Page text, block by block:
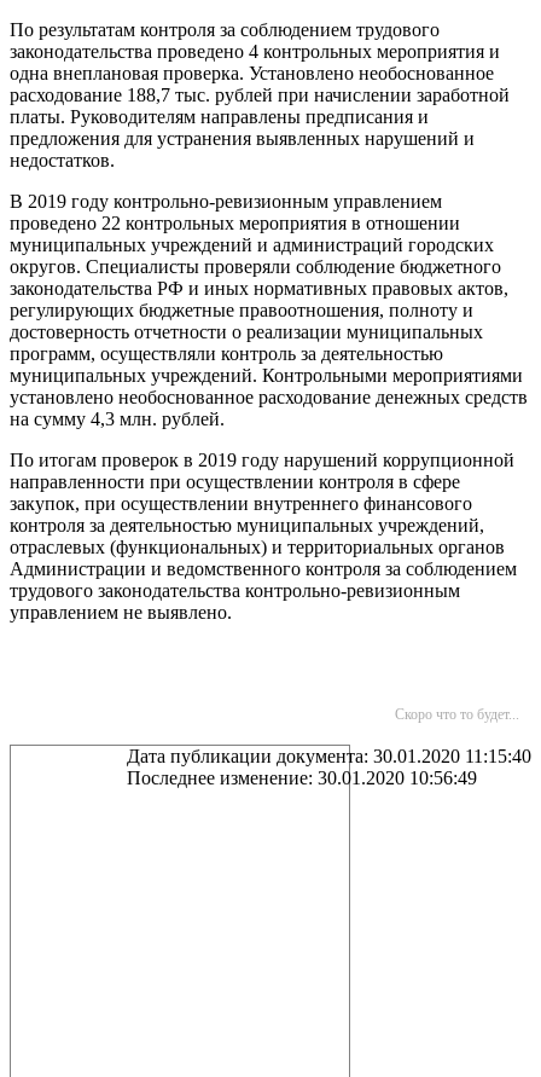
По результатам контроля за соблюдением трудового
законодательства проведено 4 контрольных мероприятия и
одна внеплановая проверка. Установлено необоснованное
расходование 188,7 тыс. рублей при начислении заработной
платы. Руководителям направлены предписания и
предложения для устранения выявленных нарушений и
недостатков.
В 2019 году контрольно-ревизионным управлением
проведено 22 контрольных мероприятия в отношении
муниципальных учреждений и администраций городских
округов. Специалисты проверяли соблюдение бюджетного
законодательства РФ и иных нормативных правовых актов,
регулирующих бюджетные правоотношения, полноту и
достоверность отчетности о реализации муниципальных
программ, осуществляли контроль за деятельностью
муниципальных учреждений. Контрольными мероприятиями
установлено необоснованное расходование денежных средств
на сумму 4,3 млн. рублей.
По итогам проверок в 2019 году нарушений коррупционной
направленности при осуществлении контроля в сфере
закупок, при осуществлении внутреннего финансового
контроля за деятельностью муниципальных учреждений,
отраслевых (функциональных) и территориальных органов
Администрации и ведомственного контроля за соблюдением
трудового законодательства контрольно-ревизионным
управлением не выявлено.
Скоро что то будет...
Дата публикации документа: 30.01.2020 11:15:40
Последнее изменение: 30.01.2020 10:56:49